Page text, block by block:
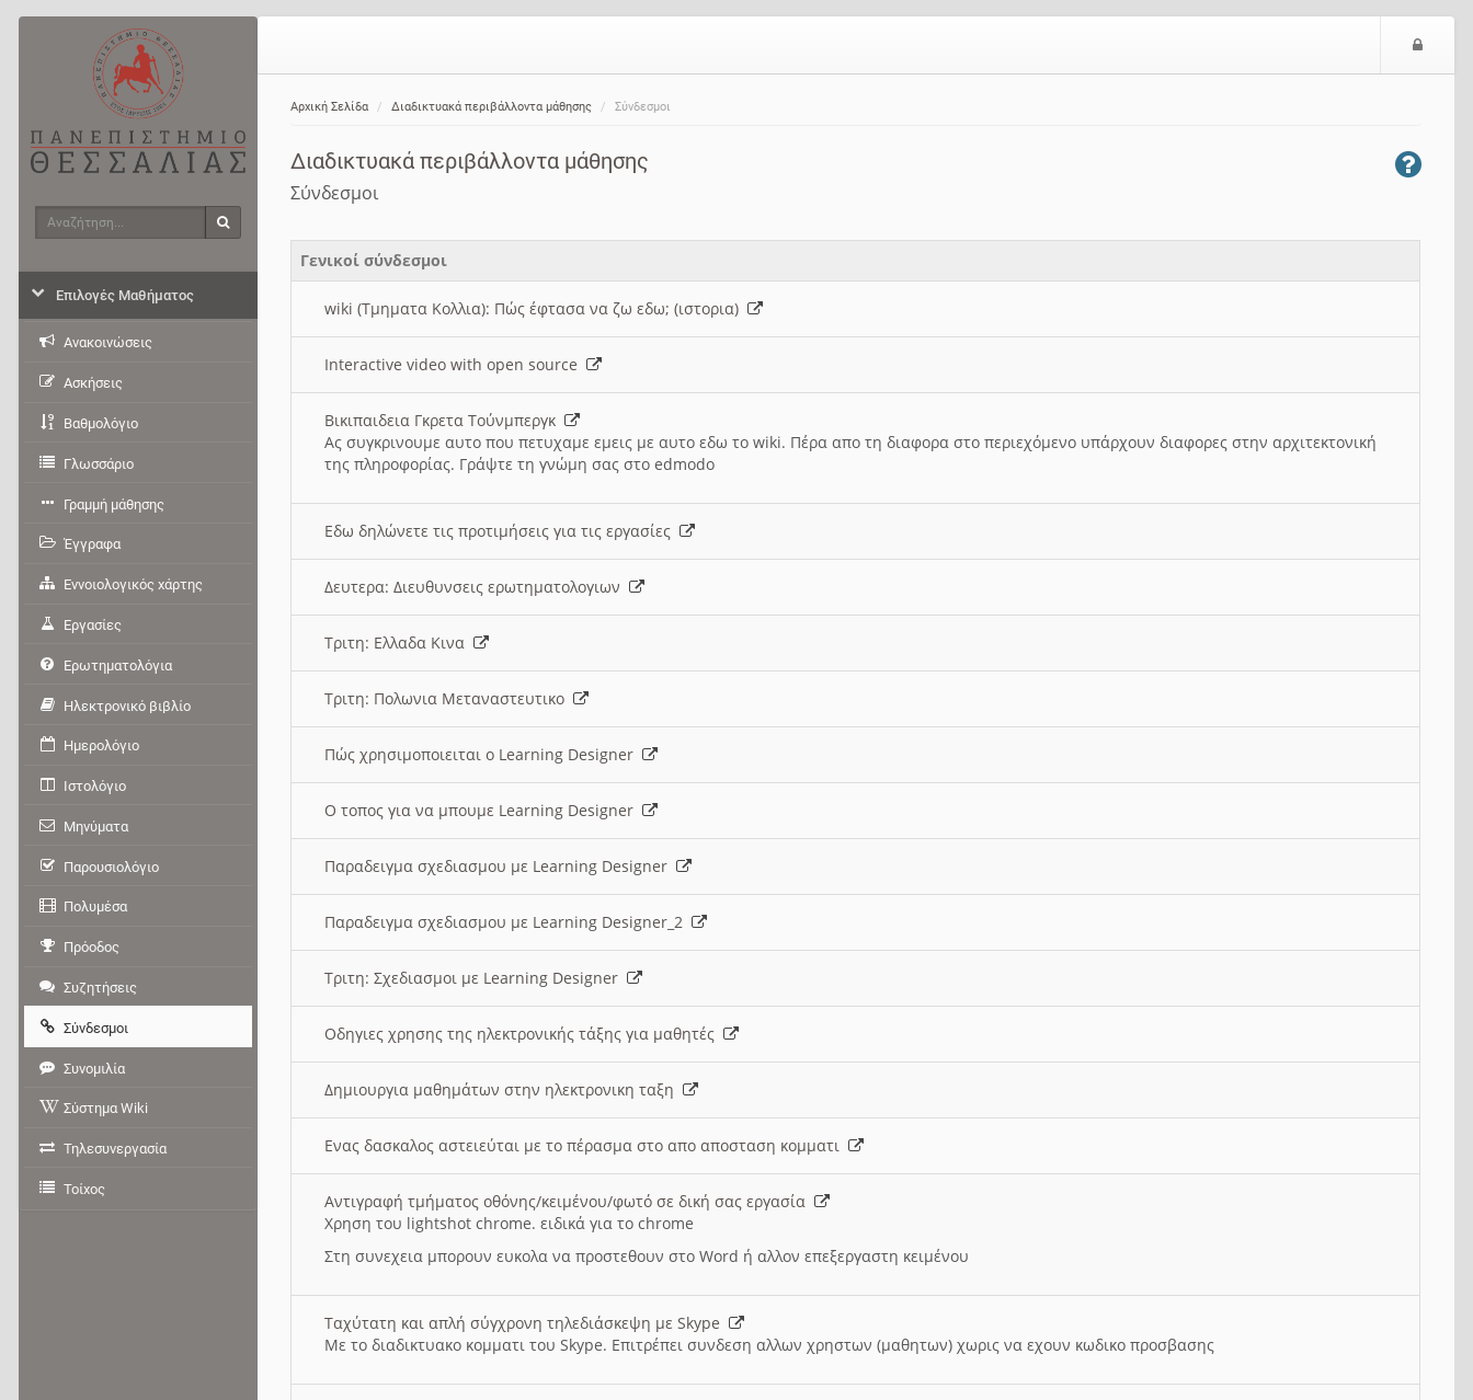
Αρχική Σελίδα Διαδικτυακά περιβάλλοντα μάθησης Σύνδεσμοι
Διαδικτυακά περιβάλλοντα μάθησης
Σύνδεσμοι
Γενικοί σύνδεσμοι
wiki (Τμηματα Κολλια): Πώς έφτασα να ζω εδω; (ιστορια)
Interactive video with open source
Βικιπαιδεια Γκρετα Τούνμπεργκ
Ας συγκρινουμε αυτο που πετυχαμε εμεις με αυτο εδω το wiki. Πέρα απο τη διαφορα στο περιεχόμενο υπάρχουν διαφορες στην αρχιτεκτονική
της πληροφορίας. Γράψτε τη γνώμη σας στο edmodo
Εδω δηλώνετε τις προτιμήσεις για τις εργασίες
Δευτερα: Διευθυνσεις ερωτηματολογιων
Τριτη: Ελλαδα Κινα
Τριτη: Πολωνια Μεταναστευτικο
Πώς χρησιμοποιειται ο Learning Designer
O τοπος για να μπουμε Learning Designer
Παραδειγμα σχεδιασμου με Learning Designer
Παραδειγμα σχεδιασμου με Learning Designer_2
Τριτη: Σχεδιασμοι με Learning Designer
Οδηγιες χρησης της ηλεκτρονικής τάξης για μαθητές
Δημιουργια μαθημάτων στην ηλεκτρονικη ταξη
Ενας δασκαλος αστειεύται με το πέρασμα στο απο αποσταση κομματι
Αντιγραφή τμήματος οθόνης/κειμένου/φωτό σε δική σας εργασία
Χρηση του lightshot chrome. ειδικά για το chrome
Στη συνεχεια μπορουν ευκολα να προστεθουν στο Word ή αλλον επεξεργαστη κειμένου
Ταχύτατη και απλή σύγχρονη τηλεδιάσκεψη με Skype
Με το διαδικτυακο κομματι του Skype. Επιτρέπει συνδεση αλλων χρηστων (μαθητων) χωρις να εχουν κωδικο προσβασης
Αναζήτηση
Επιλογές Μαθήματος
Ανακοινώσεις
Ασκήσεις
Βαθμολόγιο
Γλωσσάριο
Γραμμή μάθησης
Έγγραφα
Εννοιολογικός χάρτης
Εργασίες
Ερωτηματολόγια
Ηλεκτρονικό βιβλίο
Ημερολόγιο
Ιστολόγιο
Μηνύματα
Παρουσιολόγιο
Πολυμέσα
Πρόοδος
Συζητήσεις
Σύνδεσμοι
Συνομιλία
Σύστημα Wiki
Τηλεσυνεργασία
Τοίχος